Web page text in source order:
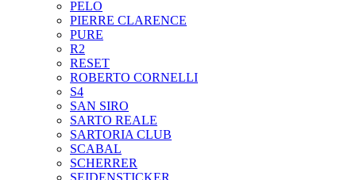
PELO
PIERRE CLARENCE
PURE
R2
RESET
ROBERTO CORNELLI
S4
SAN SIRO
SARTO REALE
SARTORIA CLUB
SCABAL
SCHERRER
SEIDENSTICKER